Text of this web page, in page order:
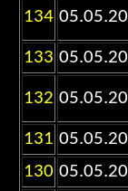
134
133
132
131
130